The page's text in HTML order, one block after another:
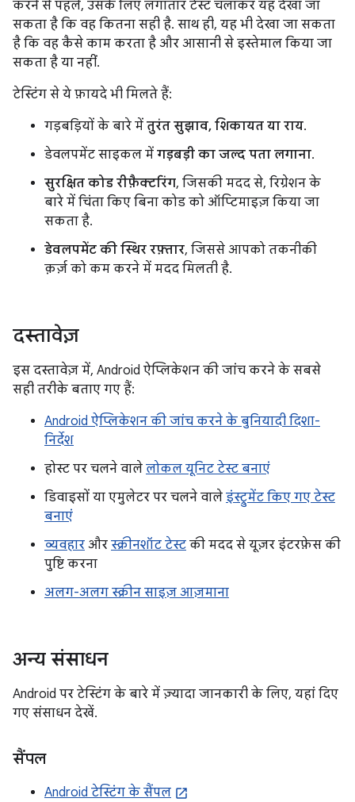
करने से पहले, उसके लिए लगातार टेस्ट चलाकर यह देखा जा
सकता है कि वह कितना सही है. साथ ही, यह भी देखा जा सकता
है कि वह कैसे काम करता है और आसानी से इस्तेमाल किया जा
सकता है या नहीं.
टेस्टिंग से ये फ़ायदे भी मिलते हैं:
गड़बड़ियों के बारे में तुरंत सुझाव, शिकायत या राय.
डेवलपमेंट साइकल में गड़बड़ी का जल्द पता लगाना.
सुरक्षित कोड रीफ़ैक्टरिंग, जिसकी मदद से, रिग्रेशन के
बारे में चिंता किए बिना कोड को ऑप्टिमाइज़ किया जा
सकता है.
डेवलपमेंट की स्थिर रफ़्तार, जिससे आपको तकनीकी
क़र्ज़ को कम करने में मदद मिलती है.
दस्तावेज़
इस दस्तावेज़ में, Android ऐप्लिकेशन की जांच करने के सबसे
सही तरीके बताए गए हैं:
Android ऐप्लिकेशन की जांच करने के बुनियादी दिशा-
निर्देश
होस्ट पर चलने वाले लोकल यूनिट टेस्ट बनाएं
डिवाइसों या एमुलेटर पर चलने वाले इंस्ट्रुमेंट किए गए टेस्ट
बनाएं
व्यवहार और स्क्रीनशॉट टेस्ट की मदद से यूज़र इंटरफ़ेस की
पुष्टि करना
अलग-अलग स्क्रीन साइज़ आज़माना
अन्य संसाधन
Android पर टेस्टिंग के बारे में ज़्यादा जानकारी के लिए, यहां दिए
गए संसाधन देखें.
सैंपल
Android टेस्टिंग के सैंपल